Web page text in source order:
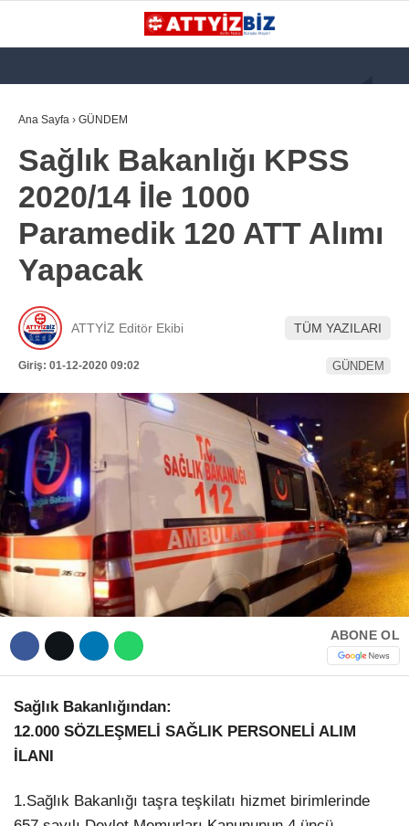
WhatsApp İhbar
Hattı
Facebook
Instagram
Telegram
KATEGORİLER
GÜNDEM
112 ACİL
KPSS
PARAMEDİK (AABT)
STK
İLANLAR
TERCİH ROBOTU
Ana Sayfa › GÜNDEM
Sağlık Bakanlığı KPSS
2020/14 İle 1000
Paramedik 120 ATT Alımı
Yapacak
ATTYİZ Editör Ekibi TÜM YAZILARI
Giriş: 01-12-2020 09:02 GÜNDEM
ABONE OL
Sağlık Bakanlığından:
12.000 SÖZLEŞMELİ SAĞLIK PERSONELİ ALIM
İLANI
1.Sağlık Bakanlığı taşra teşkilatı hizmet birimlerinde